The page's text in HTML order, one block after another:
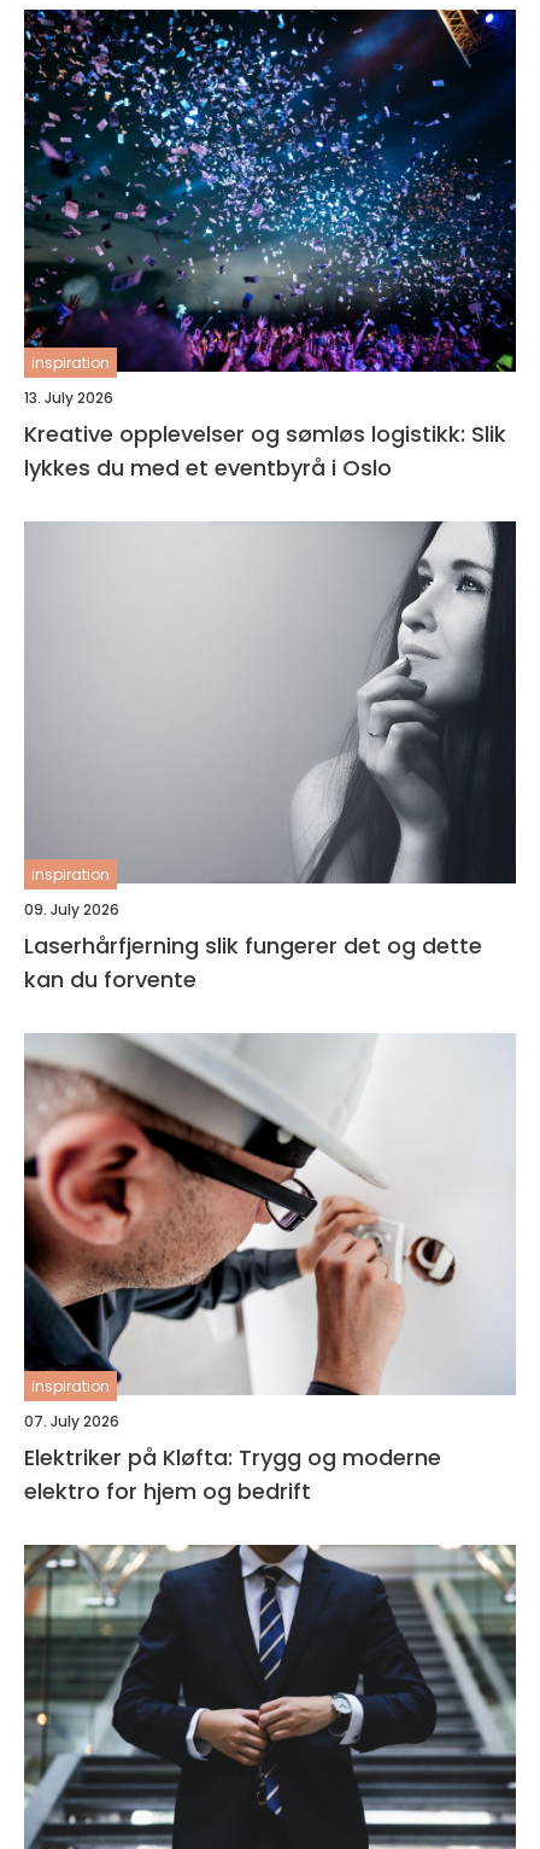
inspiration
13. July 2026
Kreative opplevelser og sømløs logistikk: Slik
lykkes du med et eventbyrå i Oslo
inspiration
09. July 2026
Laserhårfjerning slik fungerer det og dette
kan du forvente
inspiration
07. July 2026
Elektriker på Kløfta: Trygg og moderne
elektro for hjem og bedrift